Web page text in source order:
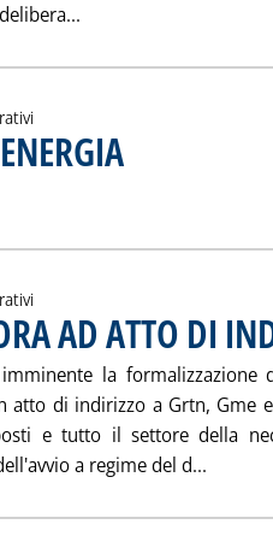
DDL ENERGIA'
AD ATTO DI
la formalizzazione
atto di indirizzo a Grtn, Gme
e tutto il settore della
a regime del d...